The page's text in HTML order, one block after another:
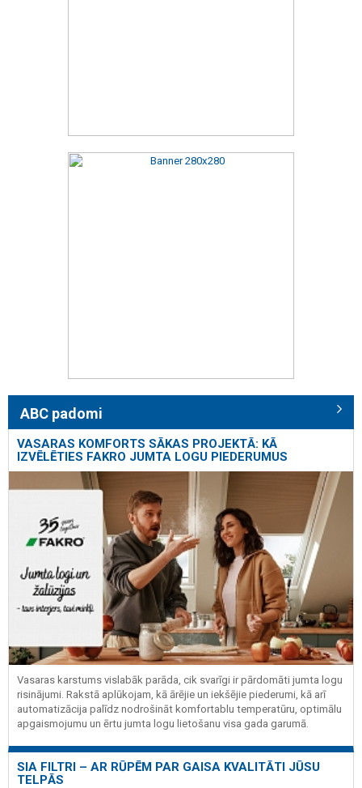
ABC padomi
VASARAS KOMFORTS SĀKAS PROJEKTĀ: KĀ
IZVĒLĒTIES FAKRO JUMTA LOGU PIEDERUMUS
Vasaras karstums vislabāk parāda, cik svarīgi ir pārdomāti jumta logu
risinājumi. Rakstā aplūkojam, kā ārējie un iekšējie piederumi, kā arī
automatizācija palīdz nodrošināt komfortablu temperatūru, optimālu
apgaismojumu un ērtu jumta logu lietošanu visa gada garumā.
SIA FILTRI – AR RŪPĒM PAR GAISA KVALITĀTI JŪSU
TELPĀS